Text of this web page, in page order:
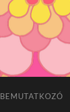
BEMUTATKOZÓ